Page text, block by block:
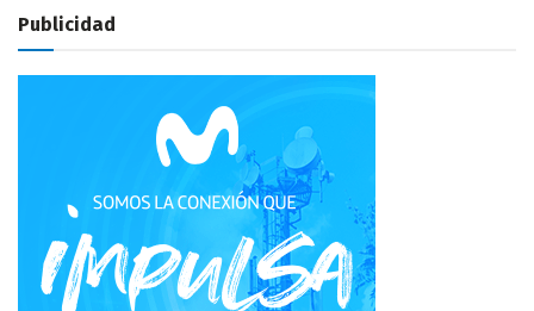
Publicidad